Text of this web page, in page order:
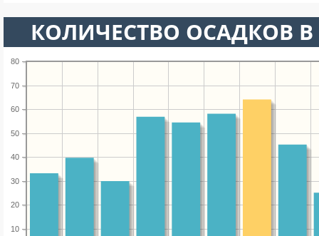
КОЛИЧЕСТВО ОСАДКОВ
10
20
30
40
50
60
70
80